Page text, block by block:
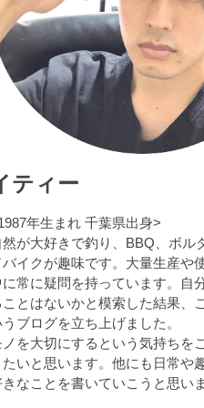
ティー
年生まれ 千葉県出身>
然が大好きで釣り、BBQ、ボル
バイクが趣味です。大量生産や
に常に疑問を持っています。自
ことはないかと模索した結果、
ブログを立ち上げました。
ノを大切にするという気持ちを
たいと思います。他にも日常や
なことを書いていこうと思いま